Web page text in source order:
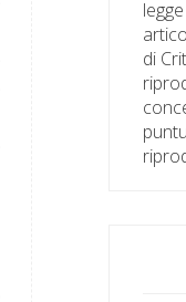
di